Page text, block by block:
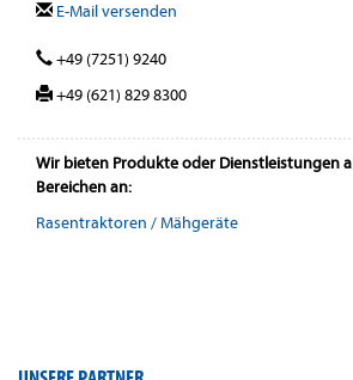
E-Mail versenden
+49 (7251) 9240
+49 (621) 829 8300
Wir bieten Produkte oder Dienstleistungen
Bereichen an:
Rasentraktoren / Mähgeräte